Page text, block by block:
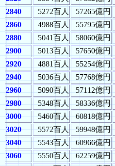
2840
5272百人 57265億円
2860
4988百人 55795億円
2880
5041百人 58060億円
2900
5013百人 57650億円
2920
4881百人 55254億円
2940
5036百人 57768億円
2960
5090百人 57112億円
2980
5348百人 58336億円
3000
5460百人 60818億円
3020
5572百人 59948億円
3040
5543百人 60966億円
3060
5550百人 62259億円